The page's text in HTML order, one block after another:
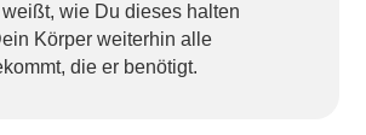
wie Du dieses halten
Körper weiterhin alle
die er benötigt.